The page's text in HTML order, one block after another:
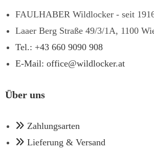
FAULHABER Wildlocker - seit
Laaer Berg Straße 49/3/1A, 1100
Tel.: +43 660 9090 908
E-Mail: office@wildlocker.at
Über uns
Zahlungsarten
Lieferung & Versand